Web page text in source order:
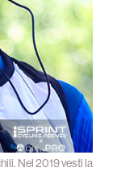
Nel 2019 vestì la